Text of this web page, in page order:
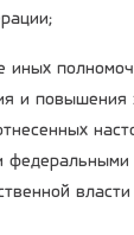
иных
и повышения